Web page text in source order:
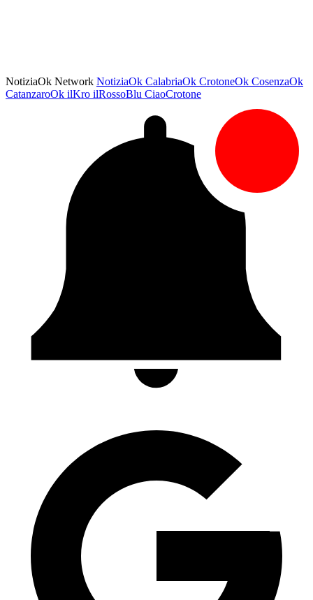
NotiziaOk Network NotiziaOk CalabriaOk CrotoneOk CosenzaOk
CatanzaroOk ilKro ilRossoBlu CiaoCrotone